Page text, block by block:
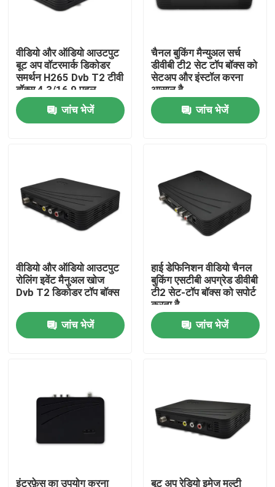
वीआर दिखाएँ
फैक्टरी यात्रा
गुणवत्ता नियंत्रण
एक बोली का अनुरोध
टीवी सेट टॉप बॉक्स
डीवीबीसी सेट टॉप बॉक्स
वीडियो और ऑडियो आउटपुट
बूट अप वॉटरमार्क डिकोडर
समर्थन H265 Dvb T2 टीवी
बॉक्स 4 3/16 9 पहलू
अनुपात
जांच भेजें
चैनल बुकिंग मैन्युअल सर्च
डीवीबी टी2 सेट टॉप बॉक्स को
सेटअप और इंस्टॉल करना
आसान है
जांच भेजें
वीडियो और ऑडियो आउटपुट
रोलिंग इवेंट मैनुअल खोज
Dvb T2 डिकोडर टॉप बॉक्स
जांच भेजें
हाई डेफिनिशन वीडियो चैनल
बुकिंग एसटीबी अपग्रेड डीवीबी
टी2 सेट-टॉप बॉक्स को सपोर्ट
करता है
जांच भेजें
इंटरफ़ेस का उपयोग करना बूट अप रेडियो इमेज मल्टी